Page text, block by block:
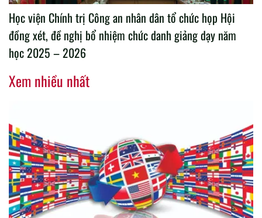
Học viện Chính trị Công an nhân dân tổ chức họp Hội
đồng xét, đề nghị bổ nhiệm chức danh giảng dạy năm
học 2025 – 2026
Xem nhiều nhất